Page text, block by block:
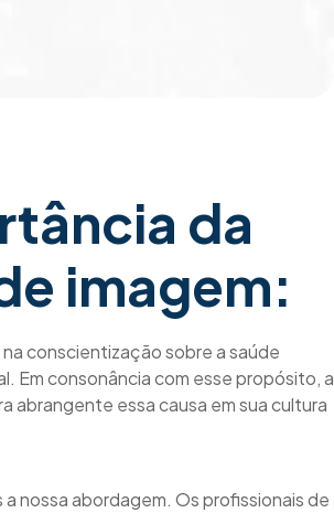
da
imagem:
conscientização sobre a saúde
Em consonância com esse propósito, a
abrangente essa causa em sua cultura
nossa abordagem. Os profissionais de